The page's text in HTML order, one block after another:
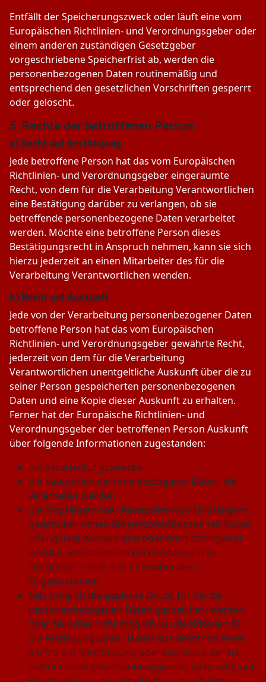
Entfällt der Speicherungszweck oder läuft eine vom
Europäischen Richtlinien- und Verordnungsgeber oder
einem anderen zuständigen Gesetzgeber
vorgeschriebene Speicherfrist ab, werden die
personenbezogenen Daten routinemäßig und
entsprechend den gesetzlichen Vorschriften gesperrt
oder gelöscht.
5. Rechte der betroffenen Person
a) Recht auf Bestätigung
Jede betroffene Person hat das vom Europäischen
Richtlinien- und Verordnungsgeber eingeräumte
Recht, von dem für die Verarbeitung Verantwortlichen
eine Bestätigung darüber zu verlangen, ob sie
betreffende personenbezogene Daten verarbeitet
werden. Möchte eine betroffene Person dieses
Bestätigungsrecht in Anspruch nehmen, kann sie sich
hierzu jederzeit an einen Mitarbeiter des für die
Verarbeitung Verantwortlichen wenden.
b) Recht auf Auskunft
Jede von der Verarbeitung personenbezogener Daten
betroffene Person hat das vom Europäischen
Richtlinien- und Verordnungsgeber gewährte Recht,
jederzeit von dem für die Verarbeitung
Verantwortlichen unentgeltliche Auskunft über die zu
seiner Person gespeicherten personenbezogenen
Daten und eine Kopie dieser Auskunft zu erhalten.
Ferner hat der Europäische Richtlinien- und
Verordnungsgeber der betroffenen Person Auskunft
über folgende Informationen zugestanden:
die Verarbeitungszwecke
die Kategorien personenbezogener Daten, die
verarbeitet werden
die Empfänger oder Kategorien von Empfängern,
gegenüber denen die personenbezogenen Daten
offengelegt worden sind oder noch offengelegt
werden, insbesondere bei Empfängern in
Drittländern oder bei internationalen
Organisationen
falls möglich die geplante Dauer, für die die
personenbezogenen Daten gespeichert werden,
oder, falls dies nicht möglich ist, die Kriterien für
die Festlegung dieser Dauer das Bestehen eines
Rechts auf Berichtigung oder Löschung der sie
betreffenden personenbezogenen Daten oder auf